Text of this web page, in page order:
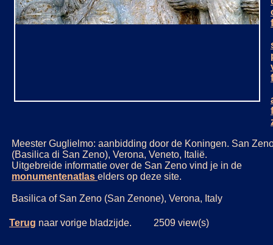
Meester Guglielmo: aanbidding door de Koningen. San
(Basilica di San Zeno), Verona, Veneto, Italië.
Uitgebreide informatie over de San Zeno vind je in de
monumentenatlas elders op deze site.
Basilica of San Zeno (San Zenone), Verona, Italy
Terug naar vorige bladzijde. 2509 view(s)